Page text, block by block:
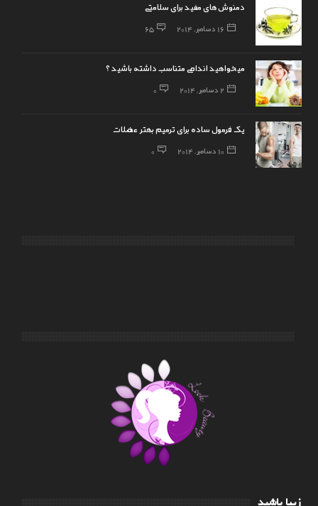
دمنوش‌های مفید برای سلامتی
16 دسامبر, 2014 65
میخواهید اندامی متناسب داشته باشید ؟
2 دسامبر, 2014 0
یک فرمول ساده برای ترمیم بهتر عضلات
10 دسامبر, 2014 0
زیبا باشید